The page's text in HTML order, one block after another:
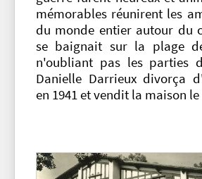
mémorables réunirent les
du monde entier autour du
se baignait sur la plage
n'oubliant pas les parties
Danielle Darrieux divorça
en 1941 et vendit la maison